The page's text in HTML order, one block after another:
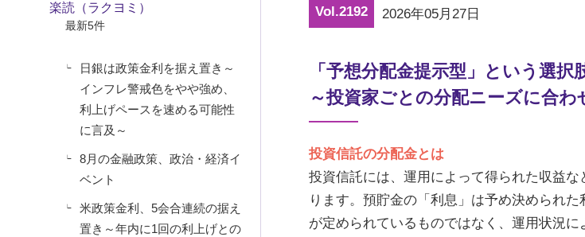
楽読（ラクヨミ）
最新5件
日銀は政策金利を据え置き～
インフレ警戒色をやや強め、
利上げペースを速める可能性
に言及～
8月の金融政策、政治・経済イ
ベント
米政策金利、5会合連続の据え
置き～年内に1回の利上げとの
Vol.2192 2026年05月27日
「予想分配金提示型」という選択
～投資家ごとの分配ニーズに合
投資信託の分配金とは
投資信託には、運用によって得られた収益
ります。預貯金の「利息」は予め決められ
が定められているものではなく、運用状況